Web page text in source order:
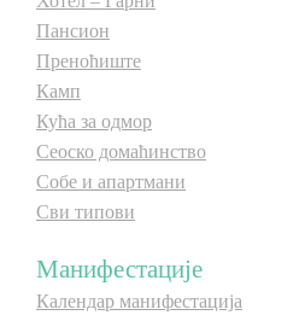
Пансион
Преноћиште
Камп
Кућа за одмор
Сеоско домаћинство
Собе и апартмани
Сви типови
Манифестације
Календар манифестација